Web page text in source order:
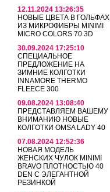
12.11.2024 13:26:35
НОВЫЕ ЦВЕТА В ГОЛЬФАХ
ИЗ МИКРОФИБРЫ MINIMI
MICRO COLORS 70 3D
30.09.2024 17:25:10
СПЕЦИАЛЬНОЕ
ПРЕДЛОЖЕНИЕ НА
ЗИМНИЕ КОЛГОТКИ
INNAMORE THERMO
FLEECE 300
09.08.2024 13:08:40
ПРЕДСТАВЛЯЕМ ВАШЕМУ
ВНИМАНИЮ НОВЫЕ
КОЛГОТКИ OMSA LADY 40
07.08.2024 12:52:36
НОВАЯ МОДЕЛЬ
ЖЕНСКИХ ЧУЛОК MINIMI
BRAVO ПЛОТНОСТЬЮ 40
DEN С ЭЛЕГАНТНОЙ
РЕЗИНКОЙ